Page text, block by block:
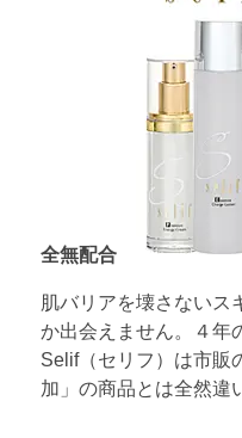
全無配合
肌バリアを壊さないス
か出会えません。４年
Selif（セリフ）は市販
加」の商品とは全然違